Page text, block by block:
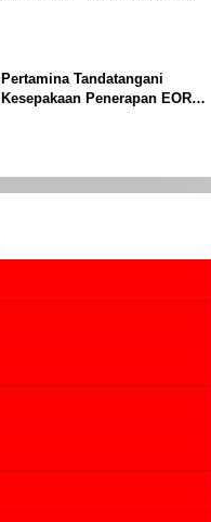
Pertamina Tandatangani
Kesepakaan Penerapan EOR